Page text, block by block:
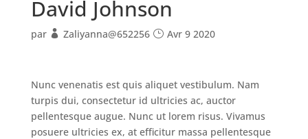
David Johnson
par Zaliyanna@652256 Avr 9 2020
Nunc venenatis est quis aliquet vestibulum. Nam
turpis dui, consectetur id ultricies ac, auctor
pellentesque augue. Nunc ut lorem risus. Vivamus
posuere ultricies ex, at efficitur massa pellentesque